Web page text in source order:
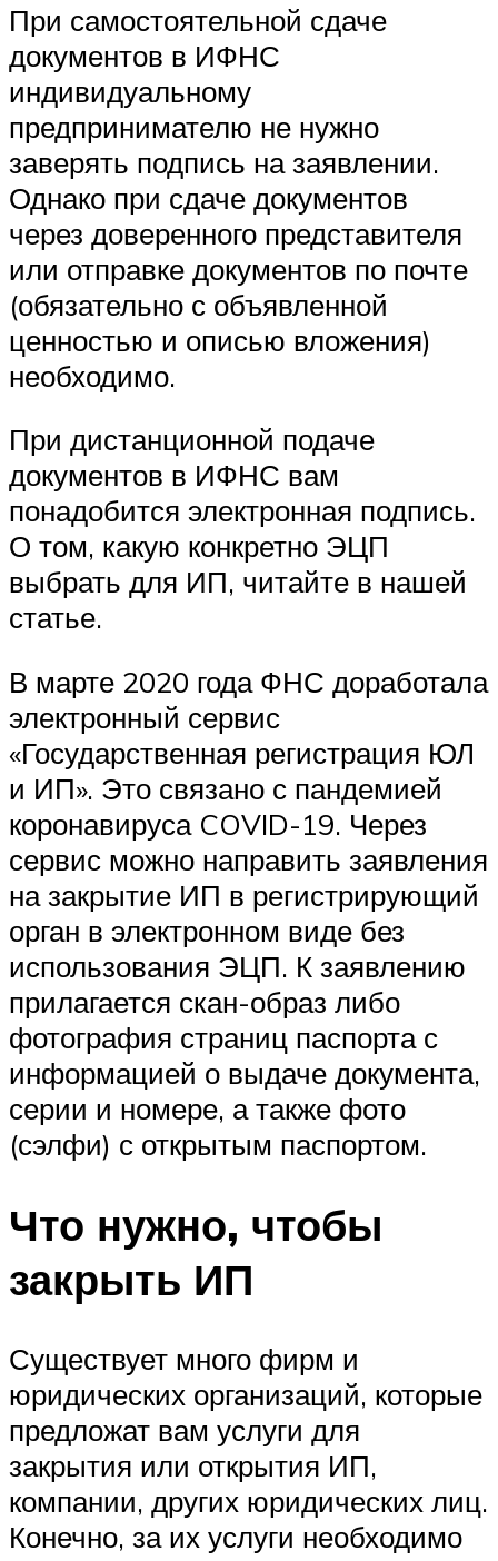
При самостоятельной сдаче
документов в ИФНС
индивидуальному
предпринимателю не нужно
заверять подпись на заявлении.
Однако при сдаче документов
через доверенного представителя
или отправке документов по почте
(обязательно с объявленной
ценностью и описью вложения)
необходимо.
При дистанционной подаче
документов в ИФНС вам
понадобится электронная подпись.
О том, какую конкретно ЭЦП
выбрать для ИП, читайте в нашей
статье.
В марте 2020 года ФНС доработала
электронный сервис
«Государственная регистрация ЮЛ
и ИП». Это связано с пандемией
коронавируса COVID-19. Через
сервис можно направить заявления
на закрытие ИП в регистрирующий
орган в электронном виде без
использования ЭЦП. К заявлению
прилагается скан-образ либо
фотография страниц паспорта с
информацией о выдаче документа,
серии и номере, а также фото
(сэлфи) с открытым паспортом.
Что нужно, чтобы
закрыть ИП
Существует много фирм и
юридических организаций, которые
предложат вам услуги для
закрытия или открытия ИП,
компании, других юридических лиц.
Конечно, за их услуги необходимо